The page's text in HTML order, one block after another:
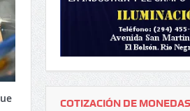
COTIZACIÓN DE MONEDAS